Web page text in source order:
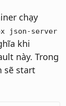
chạy
json-server
khi
này. Trong
sẽ start